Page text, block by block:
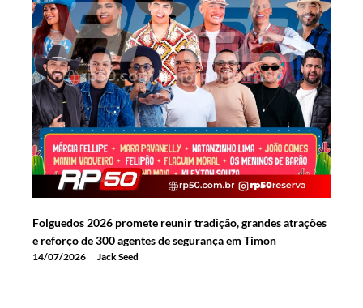
Folguedos 2026 promete reunir tradição, grandes atrações
e reforço de 300 agentes de segurança em Timon
14/07/2026 Jack Seed